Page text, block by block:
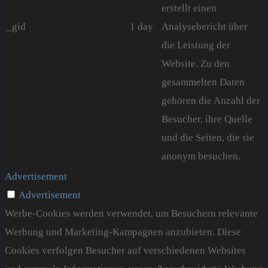
_gid 1 day
erstellt einen
Analysebericht über
die Leistung der
Website. Zu den
gesammelten Daten
gehören die Anzahl der
Besucher, ihre Quelle
und die Seiten, die sie
anonym besuchen.
Advertisement
Advertisement
Werbe-Cookies werden verwendet, um Besuchern relevante
Werbung und Marketing-Kampagnen anzubieten. Diese
Cookies verfolgen Besucher auf verschiedenen Websites